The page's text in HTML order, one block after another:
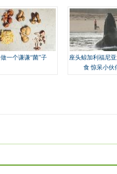
做一个谦谦“菌”子
座头鲸加利福尼
食 惊呆小伙